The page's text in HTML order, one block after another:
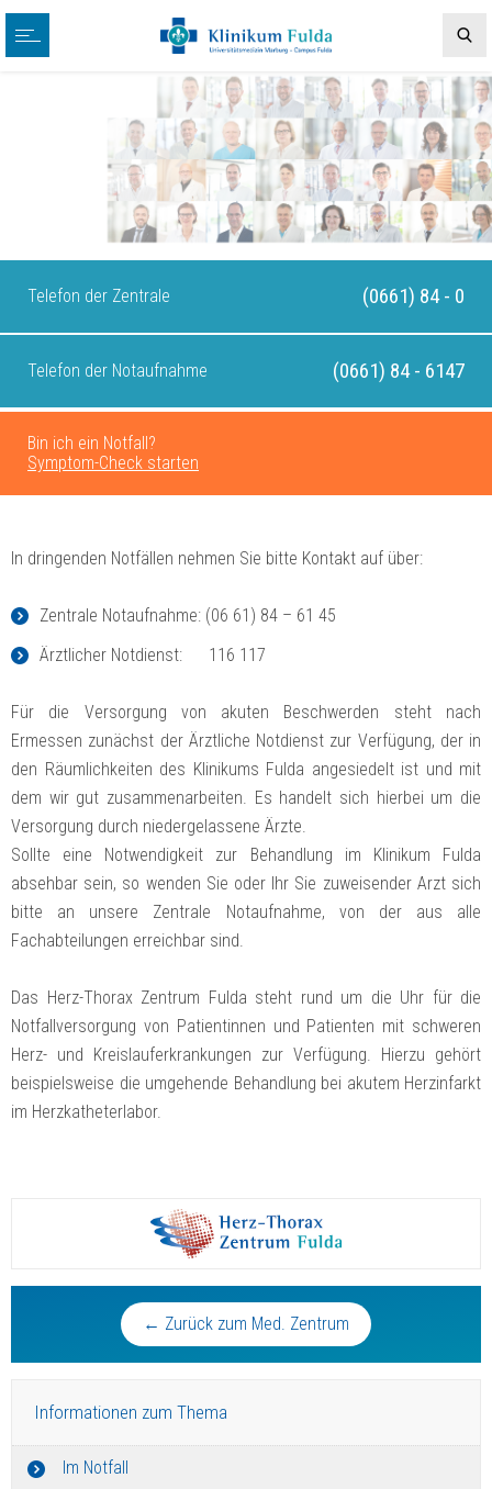
Telefon der Zentrale (0661) 84 - 0
Telefon der Notaufnahme (0661) 84 - 6147
Bin ich ein Notfall?
Symptom-Check starten
← Zurück zum Med. Zentrum
Informationen zum Thema
Im Notfall
In dringenden Notfällen nehmen Sie bitte Kontakt auf über:
Zentrale Notaufnahme: (06 61) 84 – 61 45
Ärztlicher Notdienst: 116 117
Für die Versorgung von akuten Beschwerden steht nach
Ermessen zunächst der Ärztliche Notdienst zur Verfügung, der in
den Räumlichkeiten des Klinikums Fulda angesiedelt ist und mit
dem wir gut zusammenarbeiten. Es handelt sich hierbei um die
Versorgung durch niedergelassene Ärzte.
Sollte eine Notwendigkeit zur Behandlung im Klinikum Fulda
absehbar sein, so wenden Sie oder Ihr Sie zuweisender Arzt sich
bitte an unsere Zentrale Notaufnahme, von der aus alle
Fachabteilungen erreichbar sind.
Das Herz-Thorax Zentrum Fulda steht rund um die Uhr für die
Notfallversorgung von Patientinnen und Patienten mit schweren
Herz- und Kreislauferkrankungen zur Verfügung. Hierzu gehört
beispielsweise die umgehende Behandlung bei akutem Herzinfarkt
im Herzkatheterlabor.